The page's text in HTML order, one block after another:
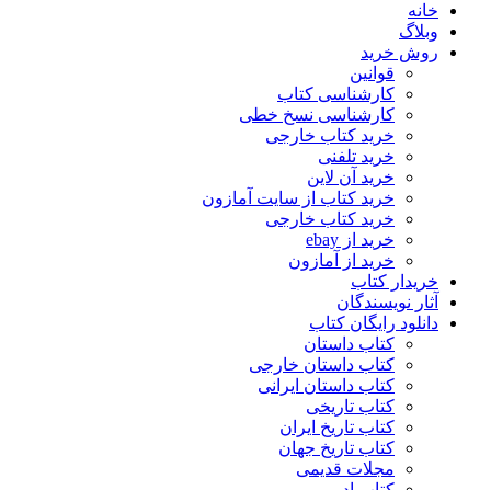
خانه
وبلاگ
روش خرید
قوانین
کارشناسی کتاب
کارشناسی نسخ خطی
خرید کتاب خارجی
خرید تلفنی
خرید آن لاین
خرید کتاب از سایت آمازون
خرید کتاب خارجی
خرید از ebay
خرید از آمازون
خریدار کتاب
آثار نویسندگان
دانلود رایگان کتاب
کتاب داستان
کتاب داستان خارجی
کتاب داستان ایرانی
کتاب تاریخی
کتاب تاریخ ایران
کتاب تاریخ جهان
مجلات قدیمی